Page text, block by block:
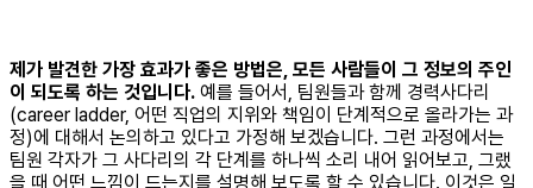
제가 발견한 가장 효과가 좋은 방법은, 모든 사람들이 그 정보의 주인
이 되도록 하는 것입니다. 예를 들어서, 팀원들과 함께 경력사다리
(career ladder, 어떤 직업의 지위와 책임이 단계적으로 올라가는 과
정)에 대해서 논의하고 있다고 가정해 보겠습니다. 그런 과정에서는
팀원 각자가 그 사다리의 각 단계를 하나씩 소리 내어 읽어보고, 그랬
을 때 어떤 느낌이 드는지를 설명해 보도록 할 수 있습니다. 이것은 일